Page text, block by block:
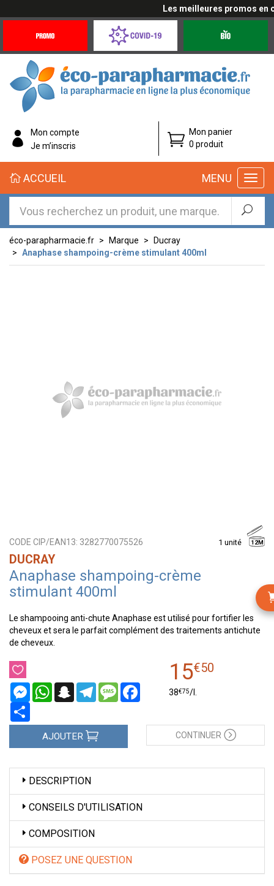
Les meilleures promos en
Offres
Coronavirus
éco-
parapharmacie.fr
éco-
parapharmacie.fr
Mon compte
Je m’inscris
Mon panier
0 produit
MENU
ACCUEIL
éco-parapharmacie.fr Marque
Ducray
Anaphase shampoing-crème stimulant 400ml
CODE CIP/EAN13: 3282770075526 1 unité 12M
DUCRAY
Anaphase shampoing-crème
stimulant 400ml
Le shampooing anti-chute Anaphase est utilisé pour fortifier les
cheveux et sera le parfait complément des traitements antichute
de cheveux.
MessengerWhatsAppSnapchatTelegramMessageFacebook
15€50
38€75/
AJOUTER CONTINUER
DESCRIPTION
CONSEILS D'UTILISATION
COMPOSITION
POSEZ UNE QUESTION